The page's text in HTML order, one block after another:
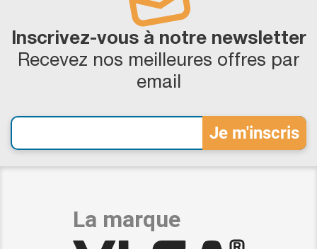
Inscrivez-vous à notre newsletter
Recevez nos meilleures offres par
email